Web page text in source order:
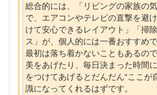
総合的には、「リビングの家族の
で、エアコンやテレビの直撃を避
けて安心できるレイアウト」「掃
ス」が、個人的には一番おすすめ
最初は落ち着かないこともあるの
美をあげたり、毎日決まった時間
をつけてあげるとだんだん“ここが
識になってくれるはずです。